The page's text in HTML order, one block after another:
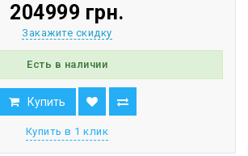
204999 грн.
Закажите скидку
Есть в наличии
Купить
Купить в 1 клик